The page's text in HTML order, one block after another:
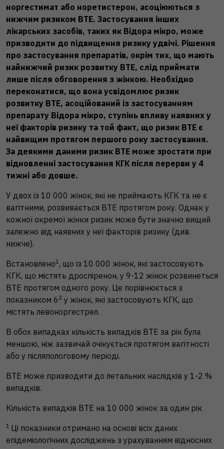
норгестимат або норетистерон, асоціюються з
нижчим ризиком ВТЕ. Застосування інших
лікарських засобів, таких як Відора мікро, може
призводити до підвищення ризику удвічі. Рішення
про застосування препаратів, окрім тих, що мають
найнижчий ризик розвитку ВТЕ, слід приймати
лише після обговорення з жінкою. Необхідно
переконатися, що вона усвідомлює ризик
розвитку ВТЕ, асоційований із застосуванням
препарату Відора мікро, ступінь впливу наявних у
неї факторів ризику та той факт, що ризик ВТЕ є
найвищим протягом першого року застосування.
За деякими даними ризик ВТЕ може зростати при
відновленні застосування КГК після перерви у 4
тижні або довше.
У двох із 10 000 жінок, які не приймають КГК та не є
вагітними, розвивається ВТЕ протягом року. Однак у
кожної окремої жінки ризик може бути значно вищий
залежно від наявних у неї факторів ризику (див.
нижче).
Встановлено1, що із 10 000 жінок, які застосовують
КГК, що містять дроспіренон, у 9-12 жінок розвинеться
ВТЕ протягом одного року. Це порівнюється з
показником 6 2 у жінок, які застосовують КГК, що
містять левоноргестрел.
В обох випадках кількість випадків ВТЕ за рік була
меншою, ніж зазвичай очікується протягом вагітності
або у післяпологовому періоді.
ВТЕ може призводити до летальних наслідків у 1-2 %
випадків.
Кількість випадків ВТЕ на 10 000 жінок за один рік
1 Ці показники отримано на основі всіх даних
епідеміологічних досліджень з урахуванням відносних